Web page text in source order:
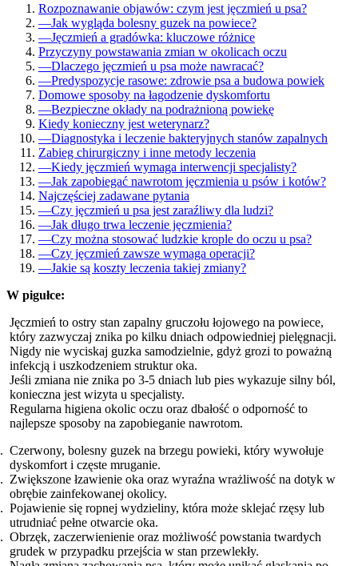
Rozpoznawanie objawów: czym jest jęczmień u psa?
—Jak wygląda bolesny guzek na powiece?
—Jęczmień a gradówka: kluczowe różnice
Przyczyny powstawania zmian w okolicach oczu
—Dlaczego jęczmień u psa może nawracać?
—Predyspozycje rasowe: zdrowie psa a budowa powiek
Domowe sposoby na łagodzenie dyskomfortu
—Bezpieczne okłady na podrażnioną powiekę
Kiedy konieczny jest weterynarz?
—Diagnostyka i leczenie bakteryjnych stanów zapalnych
Zabieg chirurgiczny i inne metody leczenia
—Kiedy jęczmień wymaga interwencji specjalisty?
—Jak zapobiegać nawrotom jęczmienia u psów i kotów?
Najczęściej zadawane pytania
—Czy jęczmień u psa jest zaraźliwy dla ludzi?
—Jak długo trwa leczenie jęczmienia?
—Czy można stosować ludzkie krople do oczu u psa?
—Czy jęczmień zawsze wymaga operacji?
—Jakie są koszty leczenia takiej zmiany?
W pigułce:
Jęczmień to ostry stan zapalny gruczołu łojowego na powiece,
który zazwyczaj znika po kilku dniach odpowiedniej pielęgnacji.
Nigdy nie wyciskaj guzka samodzielnie, gdyż grozi to poważną
infekcją i uszkodzeniem struktur oka.
Jeśli zmiana nie znika po 3-5 dniach lub pies wykazuje silny ból,
konieczna jest wizyta u specjalisty.
Regularna higiena okolic oczu oraz dbałość o odporność to
najlepsze sposoby na zapobieganie nawrotom.
Czerwony, bolesny guzek na brzegu powieki, który wywołuje
dyskomfort i częste mruganie.
Zwiększone łzawienie oka oraz wyraźna wrażliwość na dotyk w
obrębie zainfekowanej okolicy.
Pojawienie się ropnej wydzieliny, która może sklejać rzęsy lub
utrudniać pełne otwarcie oka.
Obrzęk, zaczerwienienie oraz możliwość powstania twardych
grudek w przypadku przejścia w stan przewlekły.